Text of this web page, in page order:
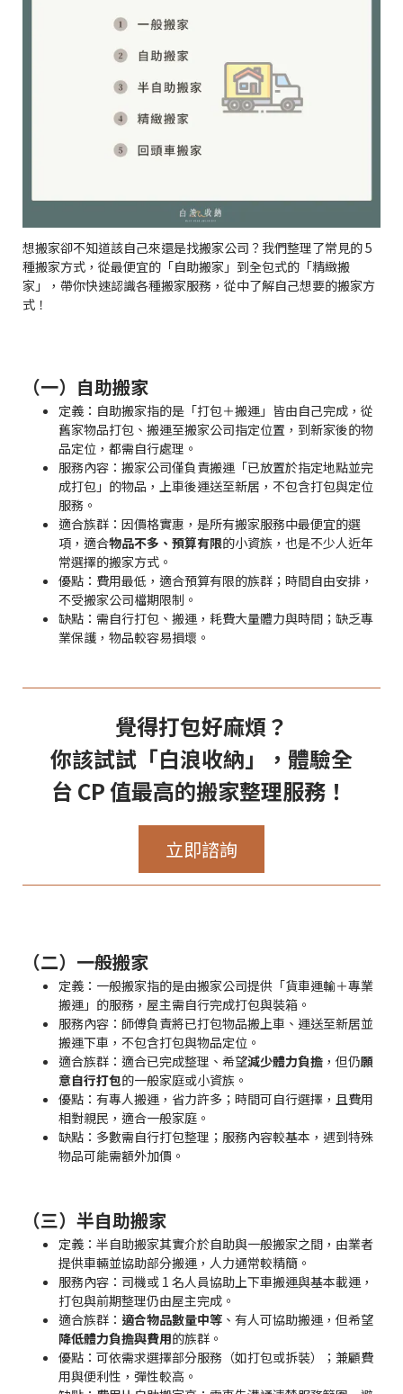
想搬家卻不知道該自己來還是找搬家公司？我們整理了常見的 5
種搬家方式，從最便宜的「自助搬家」到全包式的「精緻搬
家」，帶你快速認識各種搬家服務，從中了解自己想要的搬家方
式！
（一）自助搬家
定義：自助搬家指的是「打包＋搬運」皆由自己完成，從
舊家物品打包、搬運至搬家公司指定位置，到新家後的物
品定位，都需自行處理。
服務內容：搬家公司僅負責搬運「已放置於指定地點並完
成打包」的物品，上車後運送至新居，不包含打包與定位
服務。
適合族群：因價格實惠，是所有搬家服務中最便宜的選
項，適合物品不多、預算有限的小資族，也是不少人近年
常選擇的搬家方式。
優點：費用最低，適合預算有限的族群；時間自由安排，
不受搬家公司檔期限制。
缺點：需自行打包、搬運，耗費大量體力與時間；缺乏專
業保護，物品較容易損壞。
覺得打包好麻煩？
你該試試「白浪收納」，體驗全
台 CP 值最高的搬家整理服務！
立即諮詢
（二）一般搬家
定義：一般搬家指的是由搬家公司提供「貨車運輸＋專業
搬運」的服務，屋主需自行完成打包與裝箱。
服務內容：師傅負責將已打包物品搬上車、運送至新居並
搬運下車，不包含打包與物品定位。
適合族群：適合已完成整理、希望減少體力負擔 ，但仍願
意自行打包的一般家庭或小資族。
優點：有專人搬運，省力許多；時間可自行選擇，且費用
相對親民，適合一般家庭。
缺點：多數需自行打包整理；服務內容較基本，遇到特殊
物品可能需額外加價。
（三）半自助搬家
定義：半自助搬家其實介於自助與一般搬家之間，由業者
提供車輛並協助部分搬運，人力通常較精簡。
服務內容：司機或 1 名人員協助上下車搬運與基本載運，
打包與前期整理仍由屋主完成。
適合族群： 適合物品數量中等 、有人可協助搬運，但希望
降低體力負擔與費用的族群。
優點：可依需求選擇部分服務（如打包或拆裝）；兼顧費
用與便利性，彈性較高。